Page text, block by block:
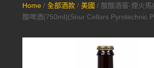
Home/ 全部酒款/ 美國 / 酸酸酒窖-煙火馬
酸啤酒(750ml)(Sour Cellars Pyrotechnic